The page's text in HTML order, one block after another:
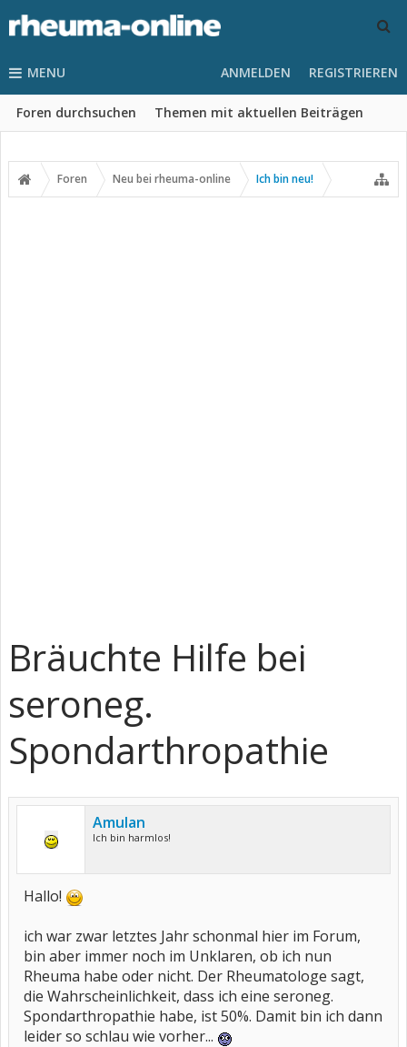
MENU
Foren durchsuchen Themen mit aktuellen Beiträgen
ANMELDEN REGISTRIEREN
Foren Neu bei rheuma-online Ich bin neu!
Bräuchte Hilfe bei
seroneg.
Spondarthropathie
Amulan
Ich bin harmlos!
Hallo!
ich war zwar letztes Jahr schonmal hier im Forum,
bin aber immer noch im Unklaren, ob ich nun
Rheuma habe oder nicht. Der Rheumatologe sagt,
die Wahrscheinlichkeit, dass ich eine seroneg.
Spondarthropathie habe, ist 50%. Damit bin ich dann
leider so schlau wie vorher...